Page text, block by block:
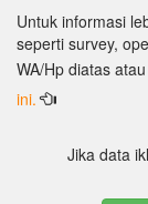
Untuk informasi
seperti survey,
WA/Hp diatas
ini.
Jika data